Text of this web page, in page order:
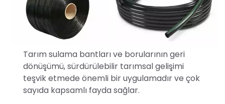
Tarım sulama bantları ve borularının geri
dönüşümü, sürdürülebilir tarımsal gelişimi
teşvik etmede önemli bir uygulamadır ve çok
sayıda kapsamlı fayda sağlar.